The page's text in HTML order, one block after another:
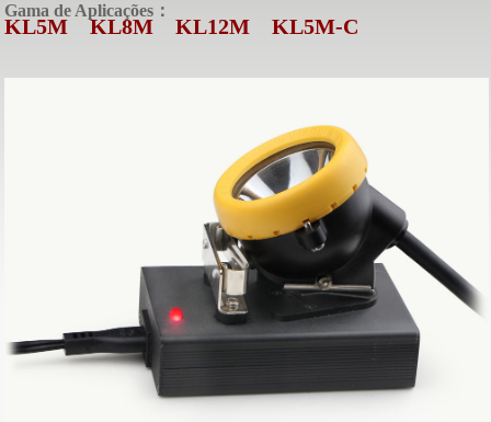
Gama de Aplicações：
KL5M KL8M KL12M KL5M-C